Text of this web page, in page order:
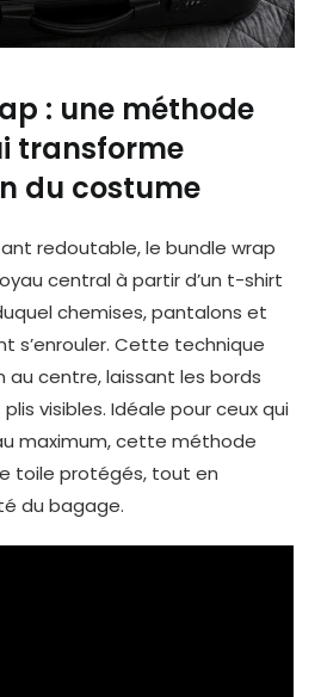
: une méthode
transforme
du costume
redoutable, le bundle wrap
central à partir d’un t-shirt
chemises, pantalons et
s’enrouler. Cette technique
au centre, laissant les bords
visibles. Idéale pour ceux qui
maximum, cette méthode
toile protégés, tout en
du bagage.